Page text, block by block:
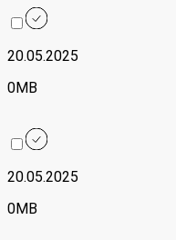
20.05.2025
0MB
20.05.2025
0MB